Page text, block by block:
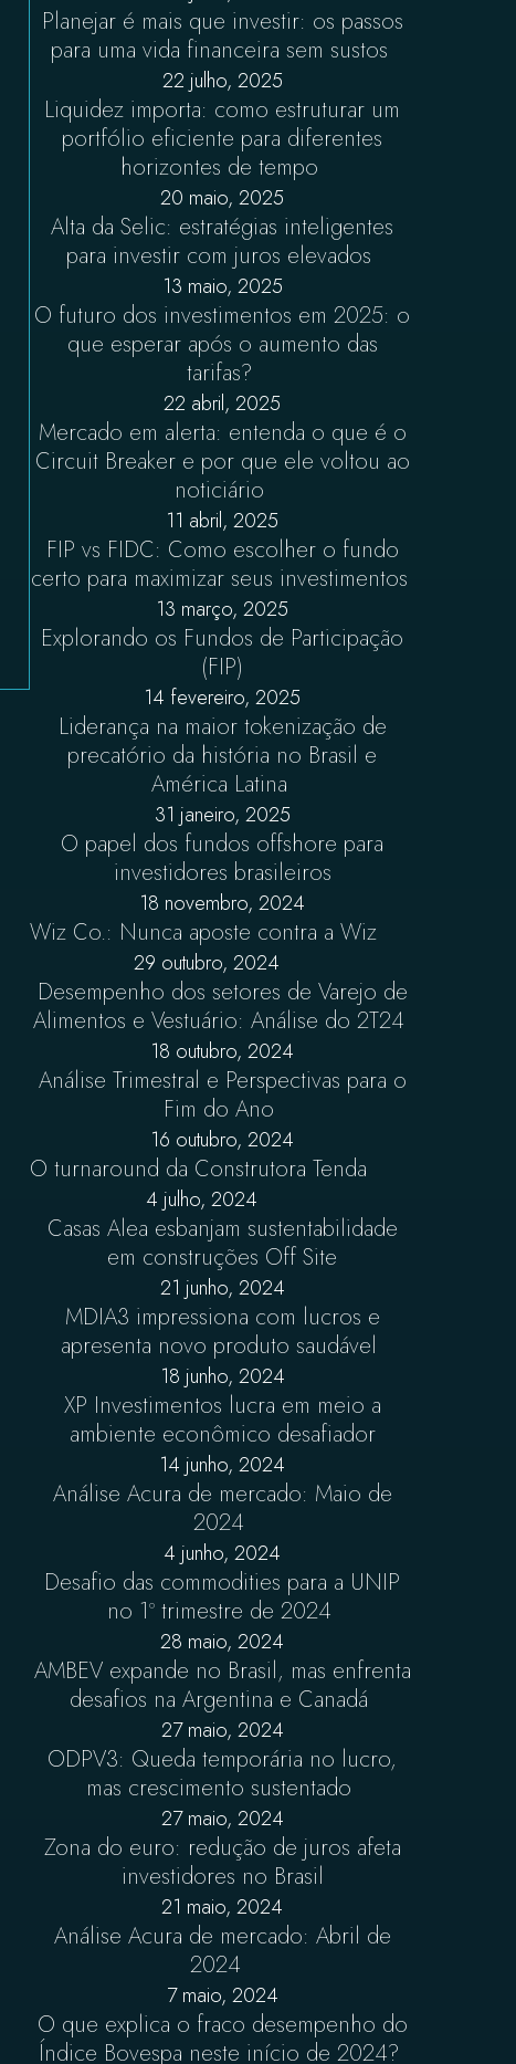
Planejar é mais que investir: os passos
para uma vida financeira sem sustos
22 julho, 2025
Liquidez importa: como estruturar um
portfólio eficiente para diferentes
horizontes de tempo
20 maio, 2025
Alta da Selic: estratégias inteligentes
para investir com juros elevados
13 maio, 2025
O futuro dos investimentos em 2025: o
que esperar após o aumento das
tarifas?
22 abril, 2025
Mercado em alerta: entenda o que é o
Circuit Breaker e por que ele voltou ao
noticiário
11 abril, 2025
FIP vs FIDC: Como escolher o fundo
certo para maximizar seus investimentos
13 março, 2025
Explorando os Fundos de Participação
(FIP)
14 fevereiro, 2025
Liderança na maior tokenização de
precatório da história no Brasil e
América Latina
31 janeiro, 2025
O papel dos fundos offshore para
investidores brasileiros
18 novembro, 2024
Wiz Co.: Nunca aposte contra a Wiz
29 outubro, 2024
Desempenho dos setores de Varejo de
Alimentos e Vestuário: Análise do 2T24
18 outubro, 2024
Análise Trimestral e Perspectivas para o
Fim do Ano
16 outubro, 2024
O turnaround da Construtora Tenda
4 julho, 2024
Casas Alea esbanjam sustentabilidade
em construções Off Site
21 junho, 2024
MDIA3 impressiona com lucros e
apresenta novo produto saudável
18 junho, 2024
XP Investimentos lucra em meio a
ambiente econômico desafiador
14 junho, 2024
Análise Acura de mercado: Maio de
2024
4 junho, 2024
Desafio das commodities para a UNIP
no 1º trimestre de 2024
28 maio, 2024
AMBEV expande no Brasil, mas enfrenta
desafios na Argentina e Canadá
27 maio, 2024
ODPV3: Queda temporária no lucro,
mas crescimento sustentado
27 maio, 2024
Zona do euro: redução de juros afeta
investidores no Brasil
21 maio, 2024
Análise Acura de mercado: Abril de
2024
7 maio, 2024
O que explica o fraco desempenho do
Índice Bovespa neste início de 2024?